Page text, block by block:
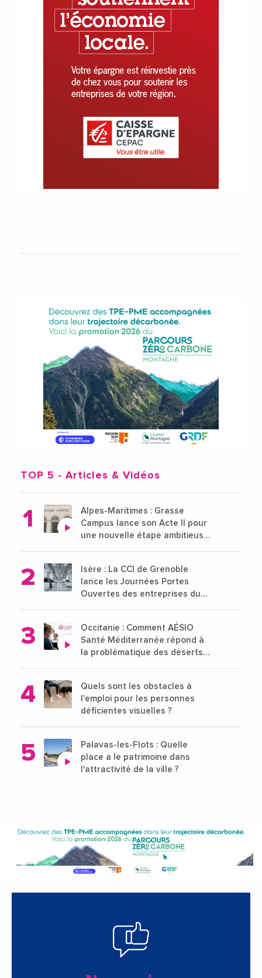
TOP 5 - Articles & Vidéos
Alpes-Maritimes : Grasse
Campus lance son Acte II pour
une nouvelle étape ambitieuse
Isère : La CCI de Grenoble
lance les Journées Portes
Ouvertes des entreprises du
Occitanie : Comment AÉSIO
Santé Méditerranée répond à
la problématique des déserts
Quels sont les obstacles à
l’emploi pour les personnes
déficientes visuelles ?
Palavas-les-Flots : Quelle
place a le patrimoine dans
l'attractivité de la ville ?